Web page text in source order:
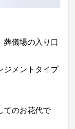
葬儀場の入り口
ジメントタイプ
てのお花代で